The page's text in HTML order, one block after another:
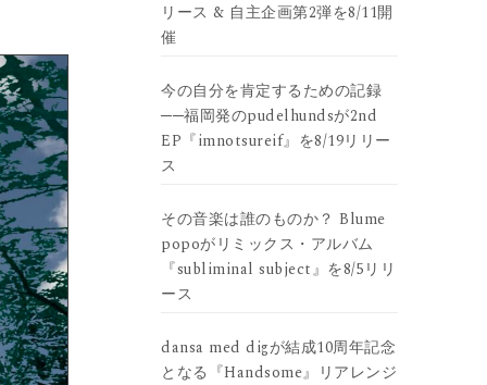
リース & 自主企画第2弾を8/11開
催
今の自分を肯定するための記録
──福岡発のpudelhundsが2nd
EP『imnotsureif』を8/19リリー
ス
その音楽は誰のものか？ Blume
popoがリミックス・アルバム
『subliminal subject』を8/5リリ
ース
dansa med digが結成10周年記念
となる『Handsome』リアレンジ